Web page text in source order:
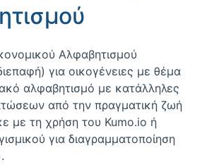
Αλφαβητισμού
για οικογένειες με θέμα
αλφαβητισμό με κατάλληλες
από την πραγματική ζωή
με τη χρήση του Kumo.io ή
για διαγραμματοποίηση